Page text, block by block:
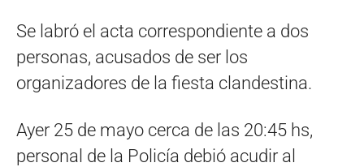
Se labró el acta correspondiente a dos
personas, acusados de ser los
organizadores de la fiesta clandestina.
Ayer 25 de mayo cerca de las 20:45 hs,
personal de la Policía debió acudir al